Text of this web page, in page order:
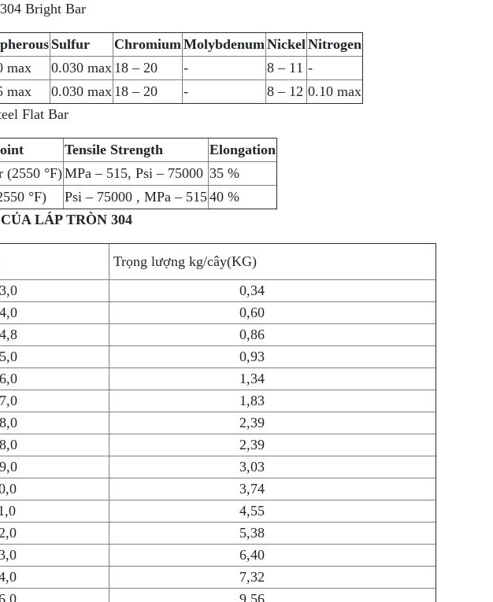
Bright Bar
Sulfur ChromiumMolybdenumNickelNitrogen
max 0.030 max 18 – 20 - 8 – 11 -
max 0.030 max 18 – 20 - 8 – 12 0.10 max
Flat Bar
Tensile Strength
Elongation
(2550 °F)MPa – 515, Psi – 75000 35 %
°F) Psi – 75000 , MPa – 51540 %
LÁP TRÒN 304
Trọng lượng kg/cây(KG)
0,34
0,60
0,86
0,93
1,34
1,83
2,39
2,39
3,03
3,74
4,55
5,38
6,40
7,32
9,56